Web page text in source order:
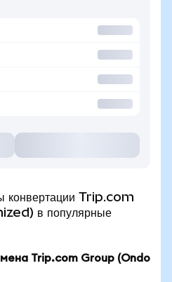
конвертации Trip.com
в популярные
Trip.com Group (Ondo